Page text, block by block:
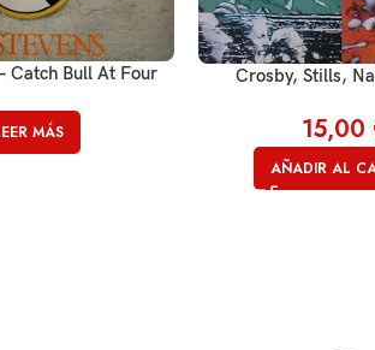
Catch Bull At Four
MÁS
Crosby, Stills,
15,00
AÑADIR AL